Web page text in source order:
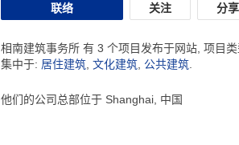
联络 关注 分享
相南建筑事务所 有 3 个项目发布于网站, 项目
集中于: 居住建筑 文化建筑 公共建筑
他们的公司总部位于 Shanghai, 中国